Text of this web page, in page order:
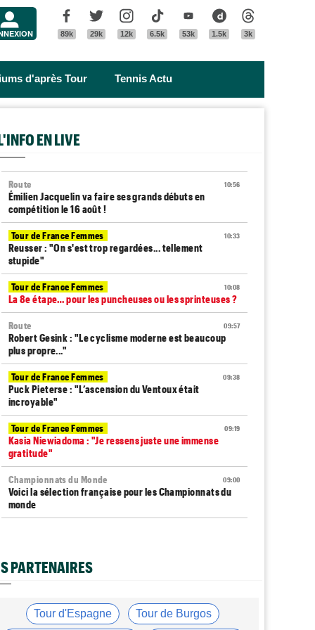
Facebook
89k
Twitter
29k
Instagram
12k
Tik Tok
6.5k
Youtube
53k
Dailymotion
1.5k 3k
d'après Tour Tennis Actu
EN LIVE
10:56
Route
Émilien Jacquelin va faire ses grands débuts en
compétition le 16 août !
10:33
Tour de France Femmes
Reusser : "On s'est trop regardées... tellement
stupide"
10:08
Tour de France Femmes
La 8e étape… pour les puncheuses ou les sprinteuses ?
09:57
Route
Robert Gesink : "Le cyclisme moderne est beaucoup
plus propre..."
09:38
Tour de France Femmes
Puck Pieterse : "L’ascension du Ventoux était
incroyable"
09:19
Tour de France Femmes
Kasia Niewiadoma : "Je ressens juste une immense
gratitude"
09:00
Championnats du Monde
Voici la sélection française pour les Championnats du
monde
Route
descente du Mont Ventoux
PARTENAIRES
Tour d'Espagne Tour de Burgos